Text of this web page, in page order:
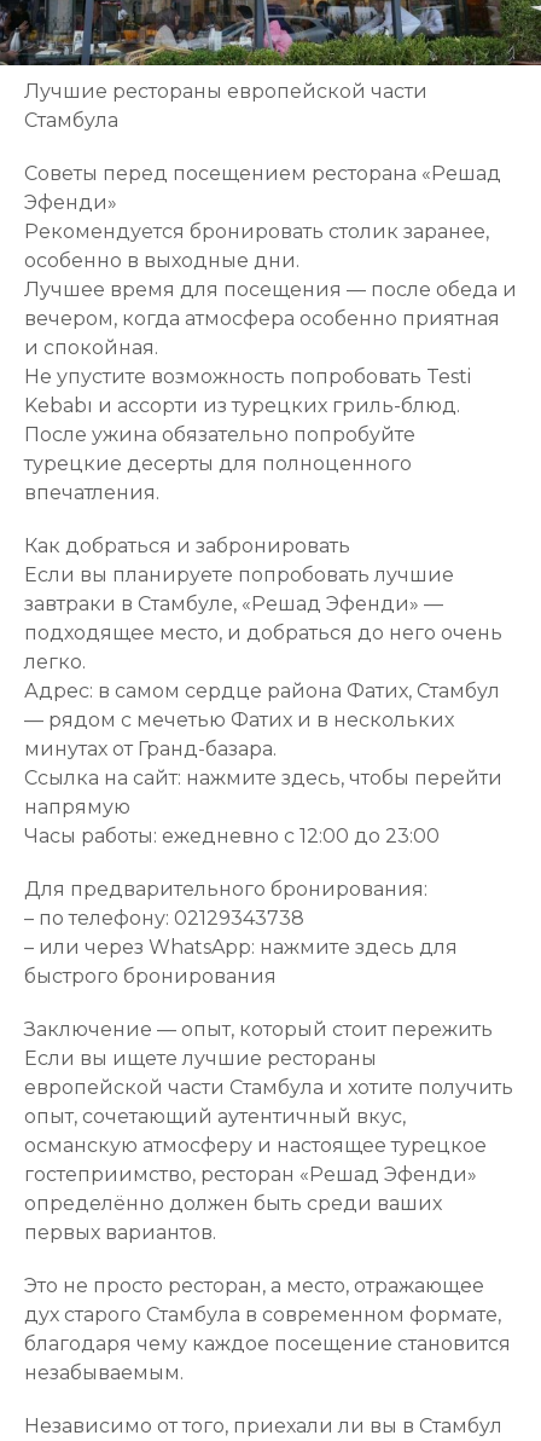
Лучшие рестораны европейской части
Стамбула
Советы перед посещением ресторана «Решад
Эфенди»
Рекомендуется бронировать столик заранее,
особенно в выходные дни.
Лучшее время для посещения — после обеда и
вечером, когда атмосфера особенно приятная
и спокойная.
Не упустите возможность попробовать Testi
Kebabı и ассорти из турецких гриль-блюд.
После ужина обязательно попробуйте
турецкие десерты для полноценного
впечатления.
Как добраться и забронировать
Если вы планируете попробовать лучшие
завтраки в Стамбуле, «Решад Эфенди» —
подходящее место, и добраться до него очень
легко.
Адрес: в самом сердце района Фатих, Стамбул
— рядом с мечетью Фатих и в нескольких
минутах от Гранд-базара.
Ссылка на сайт: нажмите здесь, чтобы перейти
напрямую
Часы работы: ежедневно с 12:00 до 23:00
Для предварительного бронирования:
– по телефону: 02129343738
– или через WhatsApp: нажмите здесь для
быстрого бронирования
Заключение — опыт, который стоит пережить
Если вы ищете лучшие рестораны
европейской части Стамбула и хотите получить
опыт, сочетающий аутентичный вкус,
османскую атмосферу и настоящее турецкое
гостеприимство, ресторан «Решад Эфенди»
определённо должен быть среди ваших
первых вариантов.
Это не просто ресторан, а место, отражающее
дух старого Стамбула в современном формате,
благодаря чему каждое посещение становится
незабываемым.
Независимо от того, приехали ли вы в Стамбул